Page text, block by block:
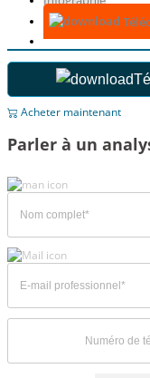
Acheter maintenant
Parler à un